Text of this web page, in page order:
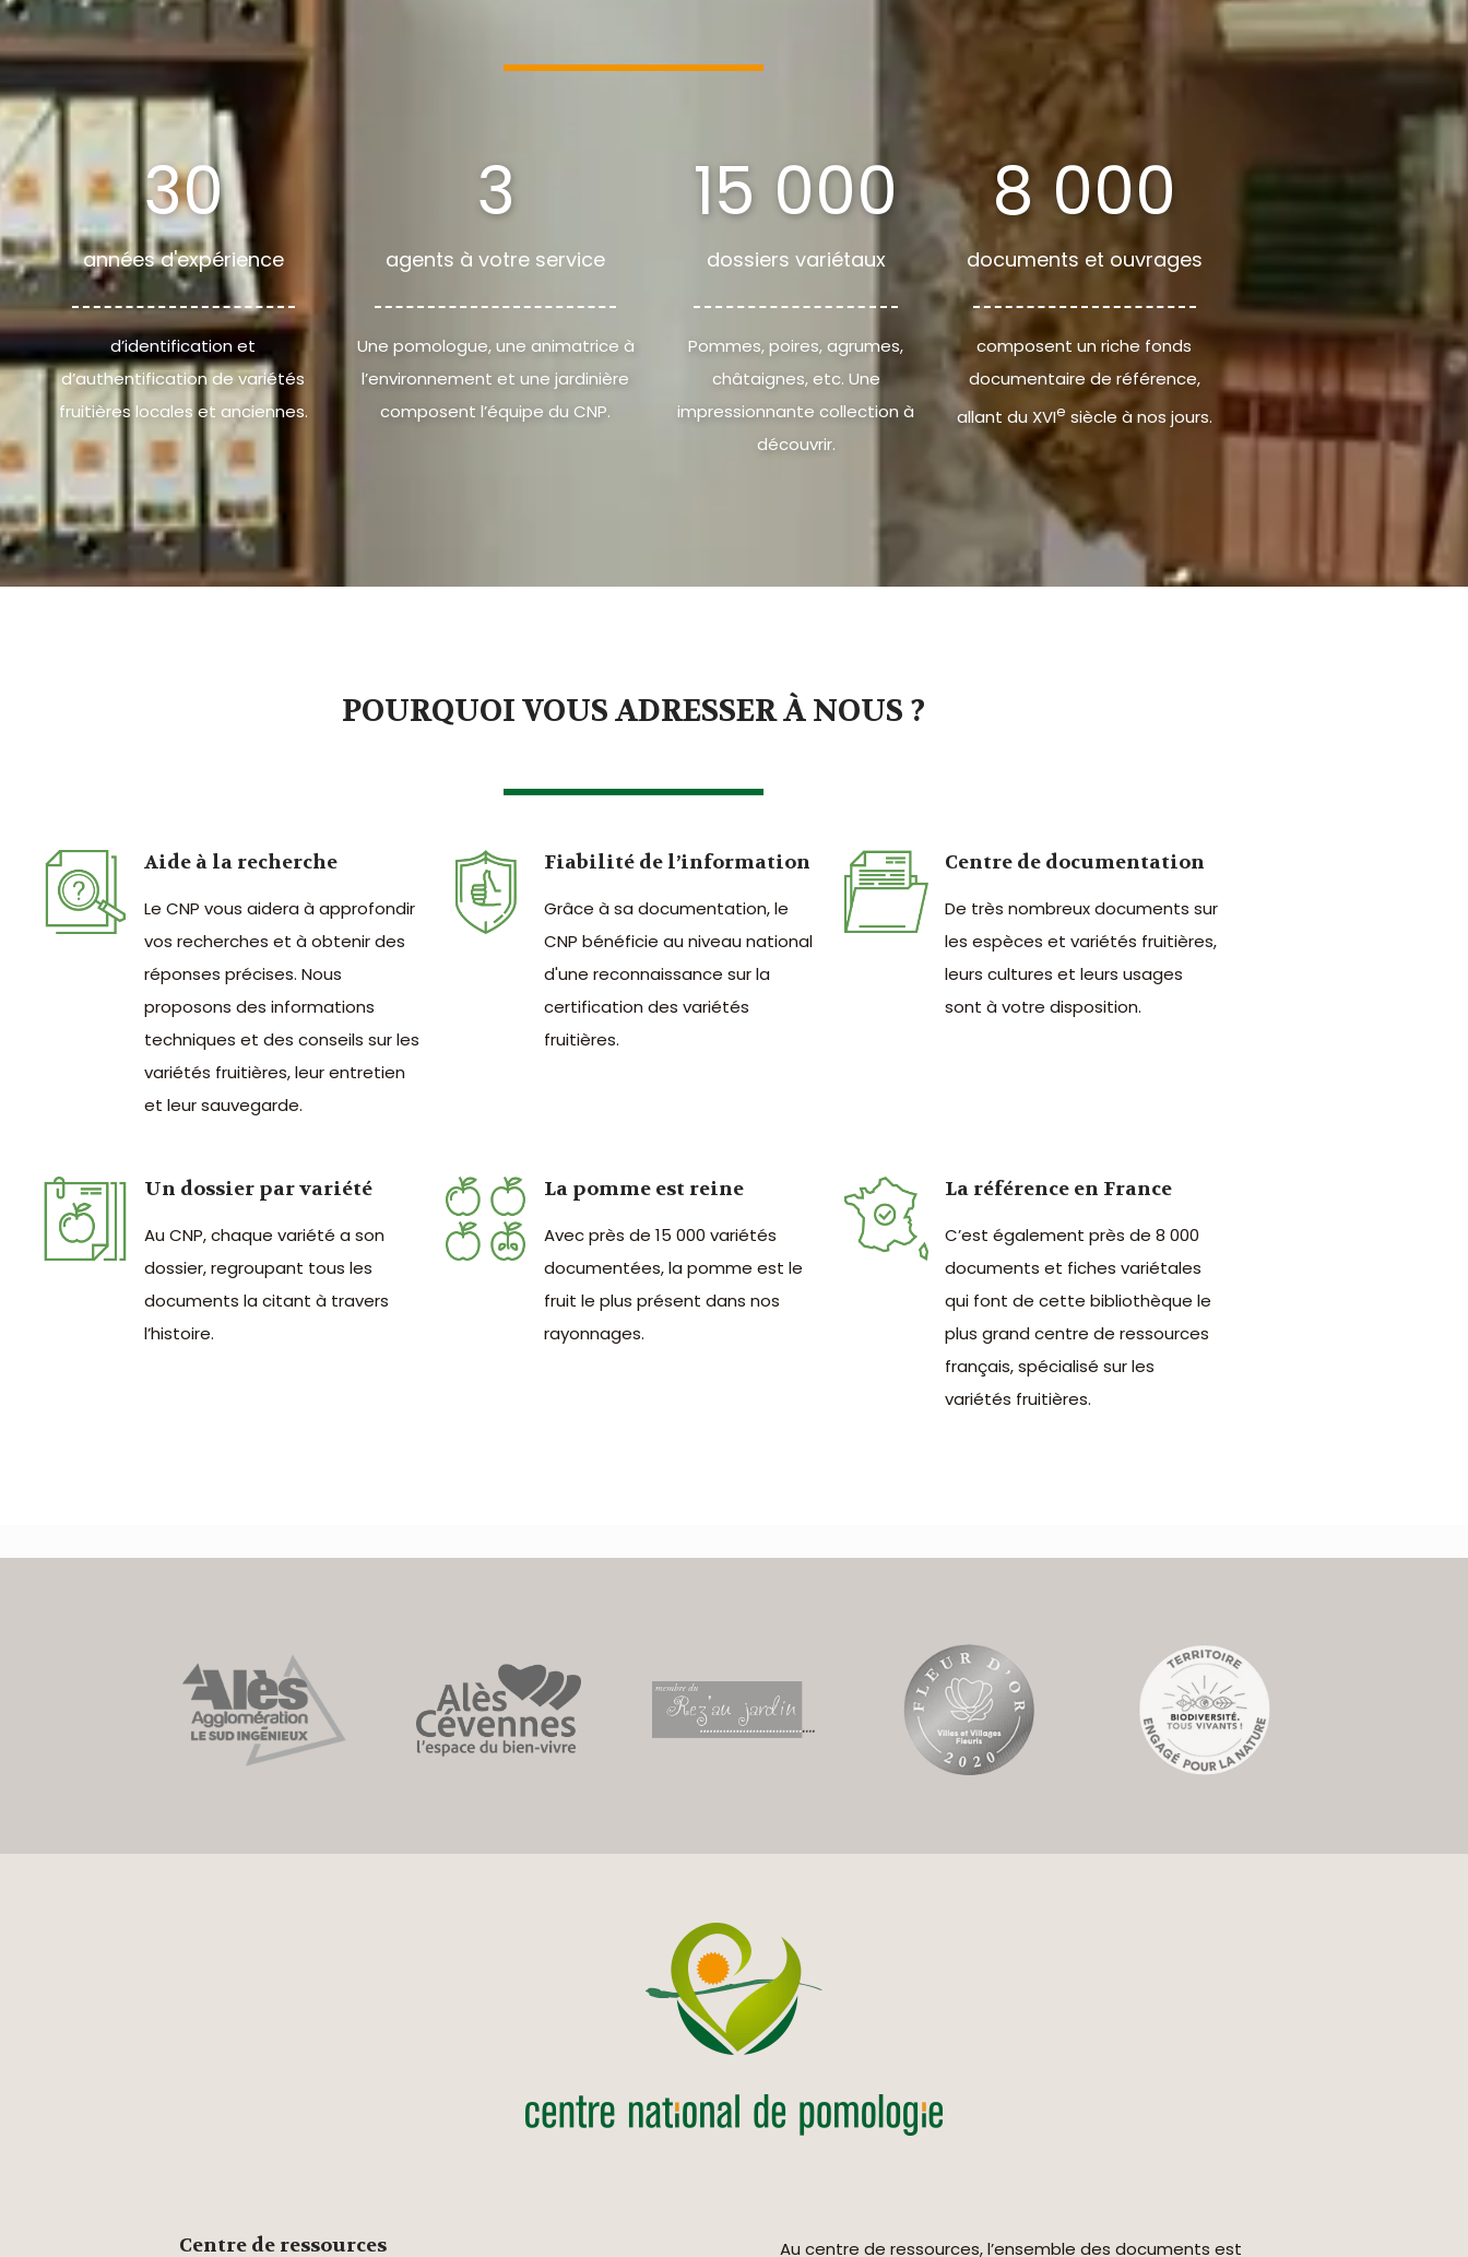
années d'expérience
30
d’identification et
d’authentification de variétés
fruitières locales et anciennes.
agents à votre service
3
Une pomologue, une animatrice à
l’environnement et une jardinière
composent l’équipe du CNP.
dossiers variétaux
15 000
Pommes, poires, agrumes,
châtaignes, etc. Une
impressionnante collection à
découvrir.
documents et ouvrages
8 000
composent un riche fonds
documentaire de référence,
allant du XVIe siècle à nos jours.
POURQUOI VOUS ADRESSER À NOUS ?
Aide à la recherche
Le CNP vous aidera à approfondir
vos recherches et à obtenir des
réponses précises. Nous
proposons des informations
techniques et des conseils sur les
variétés fruitières, leur entretien
et leur sauvegarde.
Fiabilité de l’information
Grâce à sa documentation, le
CNP bénéficie au niveau national
d'une reconnaissance sur la
certification des variétés
fruitières.
Centre de documentation
De très nombreux documents sur
les espèces et variétés fruitières,
leurs cultures et leurs usages
sont à votre disposition.
Un dossier par variété
Au CNP, chaque variété a son
dossier, regroupant tous les
documents la citant à travers
l’histoire.
La pomme est reine
Avec près de 15 000 variétés
documentées, la pomme est le
fruit le plus présent dans nos
rayonnages.
La référence en France
C’est également près de 8 000
documents et fiches variétales
qui font de cette bibliothèque le
plus grand centre de ressources
français, spécialisé sur les
variétés fruitières.
Centre de ressources Au centre de ressources, l’ensemble des documents est